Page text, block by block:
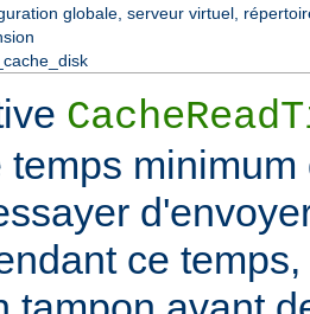
globale, serveur virtuel,
temps
ce